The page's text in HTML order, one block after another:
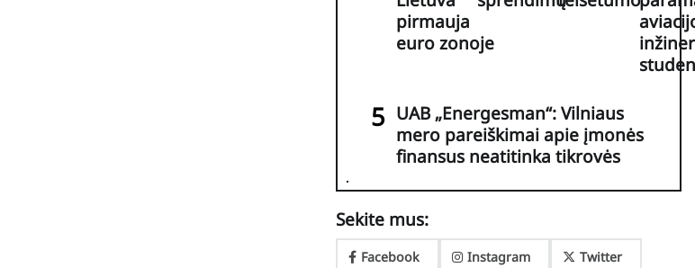
pirmauja
euro zonoje
UAB „Energesman“: Vilniaus
mero pareiškimai apie įmonės
finansus neatitinka tikrovės
Sekite mus:
Facebook Instagram Twitter